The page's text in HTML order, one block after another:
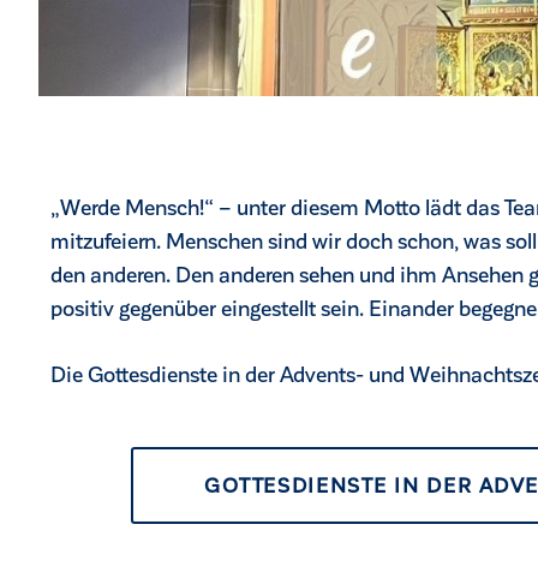
„Werde Mensch!“ – unter diesem Motto lädt das
mitzufeiern. Menschen sind wir doch schon, was
den anderen. Den anderen sehen und ihm
positiv gegenüber eingestellt sein. Einander
Die Gottesdienste in der Advents- und
GOTTESDIENSTE IN DER